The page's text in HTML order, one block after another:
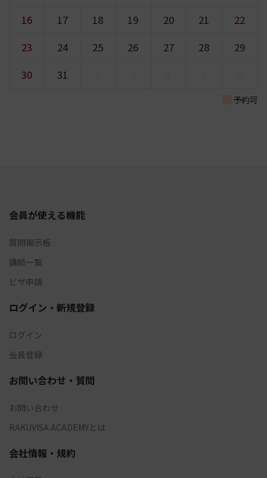
16
17 18 19 20 21
22
23
24 25 26 27 28
29
30
31
予約可
会員が使える機能
質問掲示板
講師一覧
ビザ申請
ログイン・新規登録
ログイン
会員登録
お問い合わせ・質問
お問い合わせ
RAKUVISA ACADEMYとは
会社情報・規約